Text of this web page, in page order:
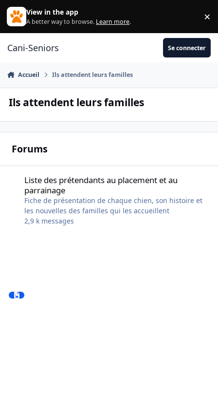
Aller au contenu
View in the app
A better way to browse. Learn more. ×
Cani-Seniors Se connecter
Accueil Ils attendent leurs familles
Ils attendent leurs familles
Forums
Liste des prétendants au placement et au
parrainage
Fiche de présentation de chaque chien, son histoire et
les nouvelles des familles qui les accueillent
2,9 k messages